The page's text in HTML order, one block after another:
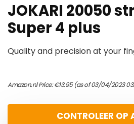
JOKARI 20050
Super 4 plus
Quality and precision at your
Amazon.nl Price:€13.95(as of 03/04/2023
CONTROLEER OP